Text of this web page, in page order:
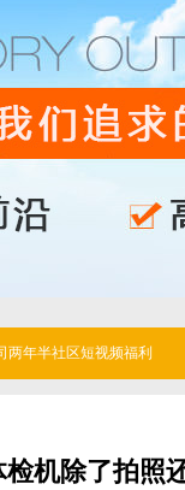
两年半社区短视频福利
机除了拍照还